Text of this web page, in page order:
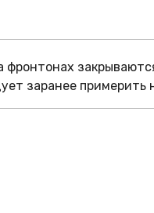
фронтонах
заранее